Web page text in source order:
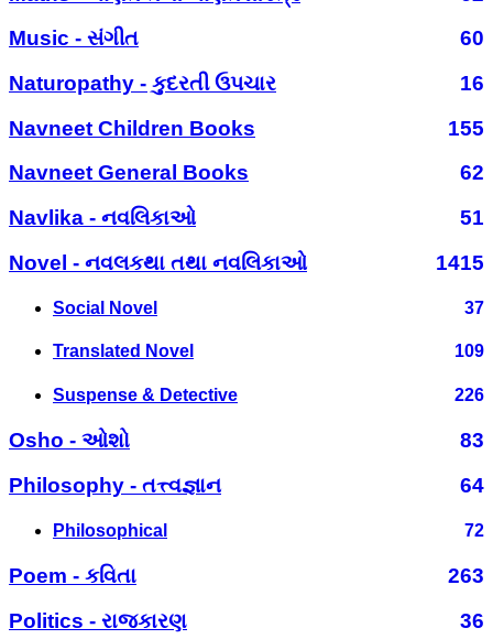
Music - સંગીત
60
Naturopathy - કુદરતી ઉપચાર
16
Navneet Children Books
155
Navneet General Books
62
Navlika - નવલિકાઓ
51
Novel - નવલકથા તથા નવલિકાઓ
1415
Social Novel 37
Translated Novel 109
Suspense & Detective 226
Osho - ઓશો
83
Philosophy - તત્ત્વજ્ઞાન
64
Philosophical 72
Poem - કવિતા
263
Politics - રાજકારણ
36